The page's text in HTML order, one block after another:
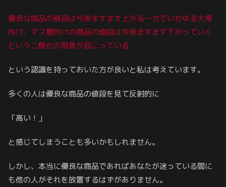
優良な商品の値段は今後ますます上がる一方でいわゆる大衆
向け、マス層向けの商品の値段は今後ますます下がっていく
という二極化の現象が起こっている
という認識を持っておいた方が良いと私は考えています。
多くの人は優良な商品の値段を見て反射的に
「高い！」
と感じてしまうことも多いかもしれません。
しかし、本当に優良な商品であればあなたが迷っている間に
も他の人がそれを放置するはずがありません。